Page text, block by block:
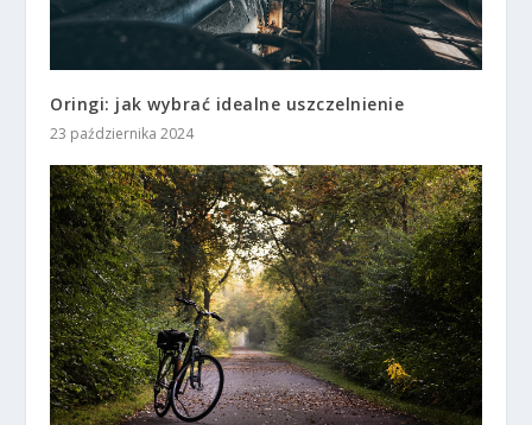
Oringi: jak wybrać idealne uszczelnienie
23 października 2024